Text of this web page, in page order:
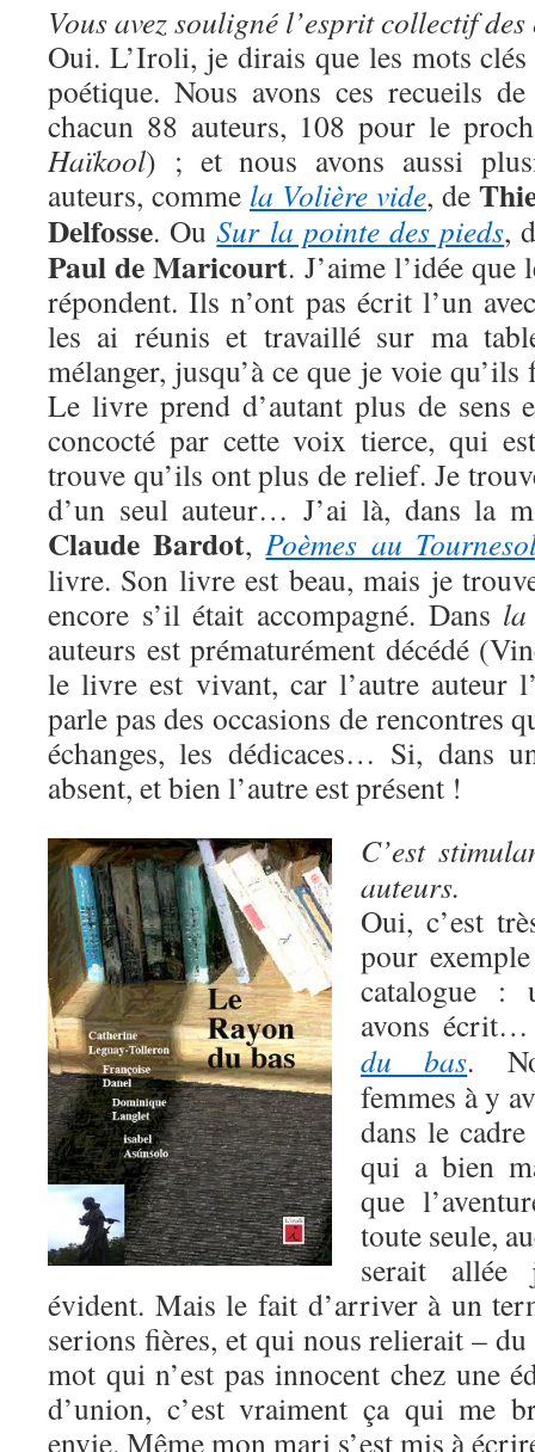
Vous avez souligné l’esprit collectif
Oui. L’Iroli, je dirais que les mots
poétique. Nous avons ces recueils
chacun 88 auteurs, 108 pour le
Haïkool) ; et nous avons aussi
auteurs, comme la Volière vide, de
Delfosse. OuSur la pointe des pieds,
Paul de Maricourt. J’aime l’idée
répondent. Ils n’ont pas écrit l’un
les ai réunis et travaillé sur ma
mélanger, jusqu’à ce que je voie
Le livre prend d’autant plus de sens
concocté par cette voix tierce, qui
trouve qu’ils ont plus de relief. Je
d’un seul auteur… J’ai là, dans la
Claude Bardot,Poèmes au
livre. Son livre est beau, mais je
encore s’il était accompagné. Dans la
auteurs est prématurément décédé
le livre est vivant, car l’autre auteur
parle pas des occasions de rencontres
échanges, les dédicaces… Si, dans
absent, et bien l’autre est présent !
C’est
auteurs.
Oui, c’est
pour
catalogue :
avons
du bas.
femmes à y
dans le
qui a bien
que
toute seule,
serait allée
évident. Mais le fait d’arriver à un
serions fières, et qui nous relierait –
mot qui n’est pas innocent chez une
d’union, c’est vraiment ça qui me
envie. Même mon mari s’est mis à